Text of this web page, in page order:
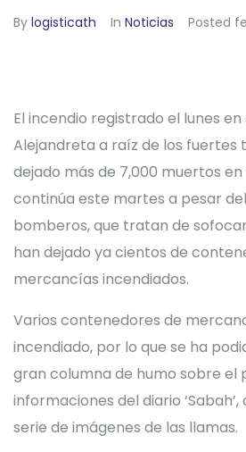
By logisticath In Noticias Posted
El incendio registrado el lunes
Alejandreta a raíz de los fuertes
dejado más de 7,000 muertos en
continúa este martes a pesar
bomberos, que tratan de
han dejado ya cientos de
mercancías incendiados.
Varios contenedores de
incendiado, por lo que se ha
gran columna de humo sobre el
informaciones del diario
serie de imágenes de las llamas.